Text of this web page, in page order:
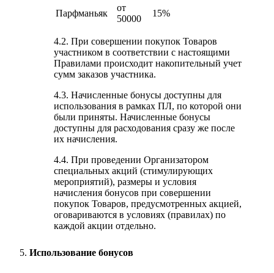
Парфманьяк
от
50000
15%
4.2. При совершении покупок Товаров
участником в соответствии с настоящими
Правилами происходит накопительный учет
сумм заказов участника.
4.3. Начисленные бонусы доступны для
использования в рамках ПЛ, по которой они
были приняты. Начисленные бонусы
доступны для расходования сразу же после
их начисления.
4.4. При проведении Организатором
специальных акций (стимулирующих
мероприятий), размеры и условия
начисления бонусов при совершении
покупок Товаров, предусмотренных акцией,
оговариваются в условиях (правилах) по
каждой акции отдельно.
Использование бонусов